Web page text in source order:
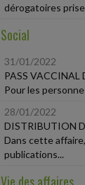
dérogatoires
Social
31/01/2022
PASS VACCINAL
Pour les
28/01/2022
DISTRIBUTION
Dans cette
publications...